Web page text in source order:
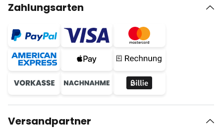
Zahlungsarten
Versandpartner